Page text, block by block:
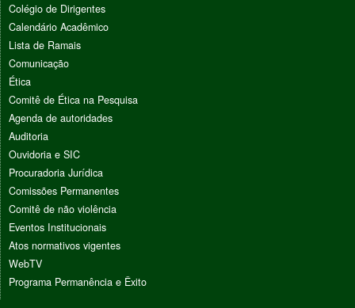
Colégio de Dirigentes
Calendário Acadêmico
Lista de Ramais
Comunicação
Ética
Comitê de Ética na Pesquisa
Agenda de autoridades
Auditoria
Ouvidoria e SIC
Procuradoria Jurídica
Comissões Permanentes
Comitê de não violência
Eventos Institucionais
Atos normativos vigentes
WebTV
Programa Permanência e Êxito